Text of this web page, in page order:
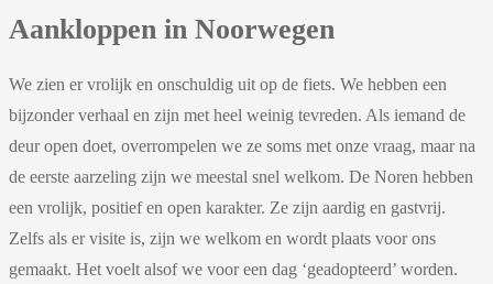
Aankloppen in Noorwegen
We zien er vrolijk en onschuldig uit op de fiets. We hebben een
bijzonder verhaal en zijn met heel weinig tevreden. Als iemand de
deur open doet, overrompelen we ze soms met onze vraag, maar na
de eerste aarzeling zijn we meestal snel welkom. De Noren hebben
een vrolijk, positief en open karakter. Ze zijn aardig en gastvrij.
Zelfs als er visite is, zijn we welkom en wordt plaats voor ons
gemaakt. Het voelt alsof we voor een dag ‘geadopteerd’ worden.